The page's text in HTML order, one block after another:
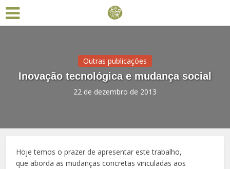
Outras publicações
Inovação tecnológica e mudança social
22 de dezembro de 2013
Hoje temos o prazer de apresentar este trabalho,
que aborda as mudanças concretas vinculadas aos